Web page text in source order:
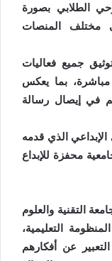
الطلابي بصورة
مختلف المنصات
جميع فعاليات
بما يعكس
في إيصال رسالة
الإبداعي الذي قدمه
محفزة للإبداع
التقنية والعلوم
التعليمية،
عن أفكارهم